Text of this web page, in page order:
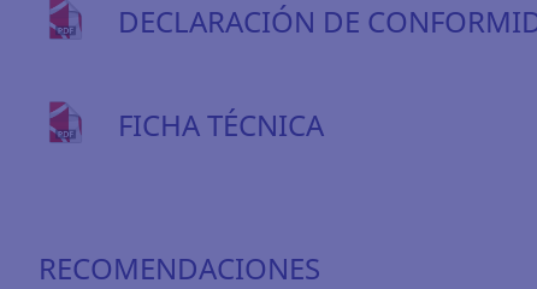
DECLARACIÓN DE
FICHA TÉCNICA
RECOMENDACIONES